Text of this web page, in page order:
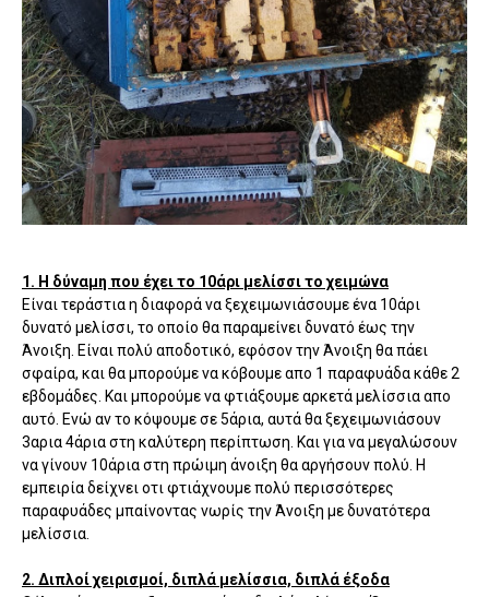
1. Η δύναμη που έχει το 10άρι μελίσσι το χειμώνα
Είναι τεράστια η διαφορά να ξεχειμωνιάσουμε ένα 10άρι
δυνατό μελίσσι, το οποίο θα παραμείνει δυνατό έως την
Άνοιξη. Είναι πολύ αποδοτικό, εφόσον την Άνοιξη θα πάει
σφαίρα, και θα μπορούμε να κόβουμε απο 1 παραφυάδα κάθε 2
εβδομάδες. Και μπορούμε να φτιάξουμε αρκετά μελίσσια απο
αυτό. Ενώ αν το κόψουμε σε 5άρια, αυτά θα ξεχειμωνιάσουν
3αρια 4άρια στη καλύτερη περίπτωση. Και για να μεγαλώσουν
να γίνουν 10άρια στη πρώιμη άνοιξη θα αργήσουν πολύ. Η
εμπειρία δείχνει οτι φτιάχνουμε πολύ περισσότερες
παραφυάδες μπαίνοντας νωρίς την Άνοιξη με δυνατότερα
μελίσσια.
2. Διπλοί χειρισμοί, διπλά μελίσσια, διπλά έξοδα